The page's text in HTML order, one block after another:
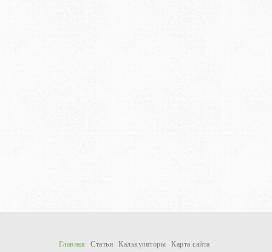
Главная Статьи Калькуляторы Карта сайта